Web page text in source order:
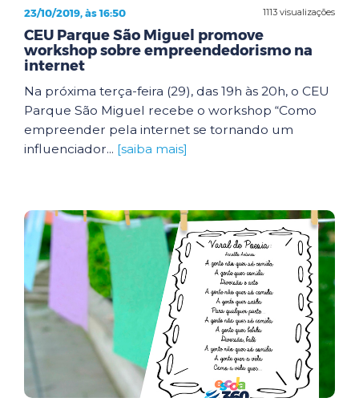
1113 visualizações
23/10/2019, às 16:50
CEU Parque São Miguel promove
workshop sobre empreendedorismo na
internet
Na próxima terça-feira (29), das 19h às 20h, o CEU
Parque São Miguel recebe o workshop “Como
empreender pela internet se tornando um
influenciador... [saiba mais]